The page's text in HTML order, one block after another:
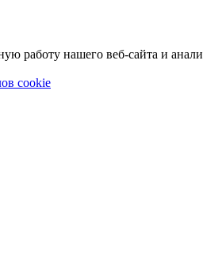
работу нашего веб-сайта и
cookie